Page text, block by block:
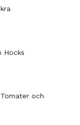
Hocks
och